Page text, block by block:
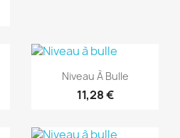
Aperçu rapide
Niveau À Bulle
11,28 €